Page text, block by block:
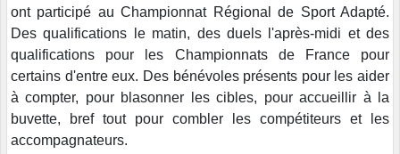
ont participé au Championnat Régional de Sport Adapté.
Des qualifications le matin, des duels l'après-midi et des
qualifications pour les Championnats de France pour
certains d'entre eux. Des bénévoles présents pour les aider
à compter, pour blasonner les cibles, pour accueillir à la
buvette, bref tout pour combler les compétiteurs et les
accompagnateurs.